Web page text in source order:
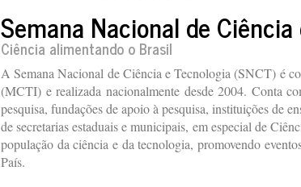
Semana Nacional de
Ciência alimentando o Brasil
A Semana Nacional de Ciência e Tecnologia (SNCT) é
(MCTI) e realizada nacionalmente desde 2004. Conta
pesquisa, fundações de apoio à pesquisa, instituições de
de secretarias estaduais e municipais, em especial de
população da ciência e da tecnologia, promovendo
País.